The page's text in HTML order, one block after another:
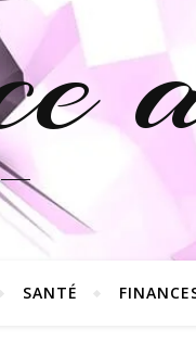
SANTÉ